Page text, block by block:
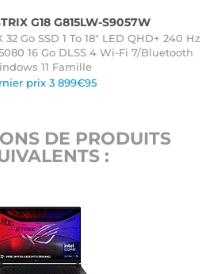
G18 G815LW-S9057W
Go SSD 1 To 18" LED QHD+ 240 Hz
16 Go DLSS 4 Wi-Fi 7/Bluetooth
11 Famille
prix 3 899€95
DE PRODUITS
: